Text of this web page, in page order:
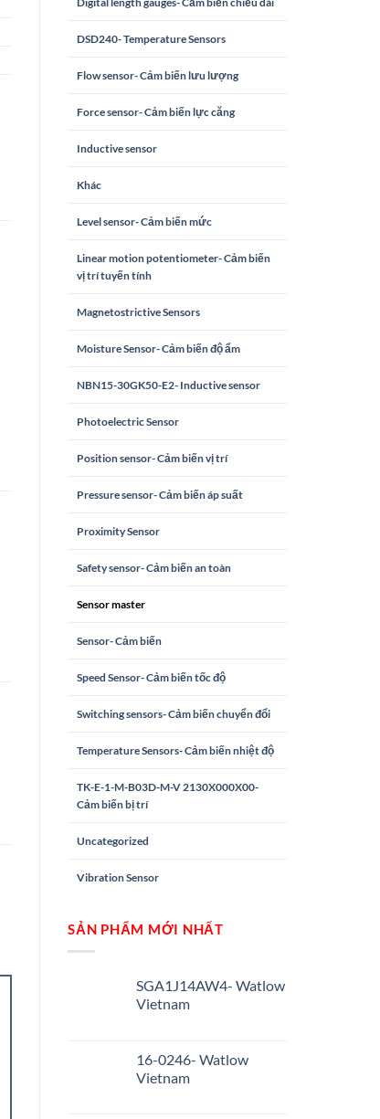
DSD240- Temperature Sensors
Flow sensor- Cảm biến lưu lượng
Force sensor- Cảm biến lực căng
Inductive sensor
Khác
Level sensor- Cảm biến mức
Linear motion potentiometer- Cảm biến
vị trí tuyến tính
Magnetostrictive Sensors
Moisture Sensor- Cảm biến độ ẩm
NBN15-30GK50-E2- Inductive sensor
Photoelectric Sensor
Position sensor- Cảm biến vị trí
Pressure sensor- Cảm biến áp suất
Proximity Sensor
Safety sensor- Cảm biến an toàn
Sensor master
Sensor- Cảm biến
Speed Sensor- Cảm biến tốc độ
Switching sensors- Cảm biến chuyển đổi
Temperature Sensors- Cảm biến nhiệt độ
TK-E-1-M-B03D-M-V 2130X000X00-
Cảm biến bị trí
Uncategorized
Vibration Sensor
SẢN PHẨM MỚI NHẤT
SGA1J14AW4- Watlow
Vietnam
16-0246- Watlow
Vietnam